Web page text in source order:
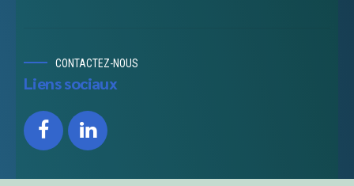
CONTACTEZ-NOUS
Liens sociaux